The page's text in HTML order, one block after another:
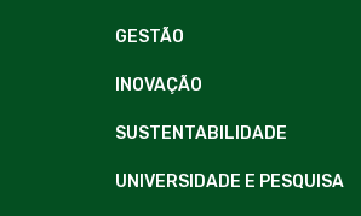
GESTÃO
INOVAÇÃO
SUSTENTABILIDADE
UNIVERSIDADE E PESQUISA